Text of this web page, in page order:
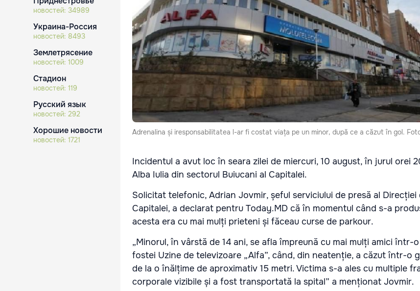
новостей: 34989
Украина-Россия
новостей: 8493
Землетрясение
новостей: 1009
Стадион
новостей: 119
Русский язык
новостей: 292
Хорошие новости
новостей: 1721
Adrenalina și iresponsabilitatea l-ar fi costat viața pe un minor, după ce a căzut în gol.
Incidentul a avut loc în seara zilei de miercuri, 10 august, în jurul orei
Alba Iulia din sectorul Buiucani al Capitalei.
Solicitat telefonic, Adrian Jovmir, șeful serviciului de presă al Direcției
Capitalei, a declarat pentru Today.MD că în momentul când s-a
acesta era cu mai mulți prieteni și făceau curse de parkour.
„Minorul, în vârstă de 14 ani, se afla împreună cu mai mulți amici într-
fostei Uzine de televizoare „Alfa”, când, din neatenție, a căzut într-o
de la o înălțime de aproximativ 15 metri. Victima s-a ales cu multiple
corporale vizibile și a fost transportată la spital” a menționat Jovmir.